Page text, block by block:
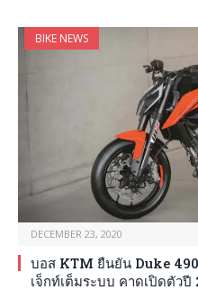
BIKE NEWS
DECEMBER 23, 2020
บอส KTM ยืนยัน Duke 490
เจ็กท์เต็มระบบ คาดเปิดตัวปี